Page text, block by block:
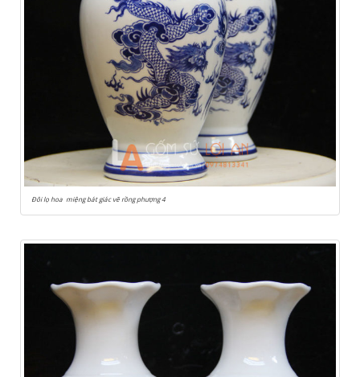
Đôi lọ hoa miệng bát giác vẽ rồng phượng 4